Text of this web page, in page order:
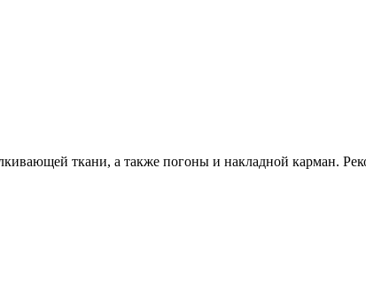
ткани, а также погоны и накладной карман.